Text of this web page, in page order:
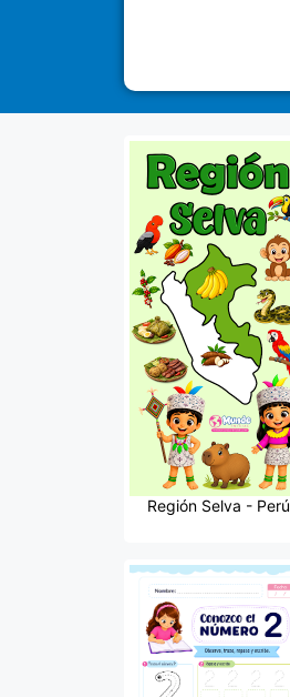
Región Selva - Perú